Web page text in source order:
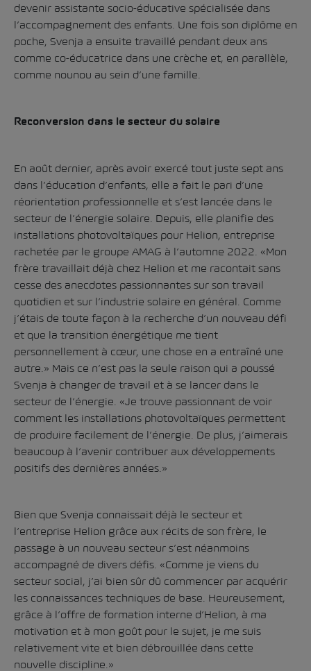
devenir assistante socio-éducative spécialisée dans
l’accompagnement des enfants. Une fois son diplôme en
poche, Svenja a ensuite travaillé pendant deux ans
comme co-éducatrice dans une crèche et, en parallèle,
comme nounou au sein d’une famille.
Reconversion dans le secteur du solaire
En août dernier, après avoir exercé tout juste sept ans
dans l’éducation d’enfants, elle a fait le pari d’une
réorientation professionnelle et s’est lancée dans le
secteur de l’énergie solaire. Depuis, elle planifie des
installations photovoltaïques pour Helion, entreprise
rachetée par le groupe AMAG à l’automne 2022. «Mon
frère travaillait déjà chez Helion et me racontait sans
cesse des anecdotes passionnantes sur son travail
quotidien et sur l’industrie solaire en général. Comme
j’étais de toute façon à la recherche d’un nouveau défi
et que la transition énergétique me tient
personnellement à cœur, une chose en a entraîné une
autre.» Mais ce n’est pas la seule raison qui a poussé
Svenja à changer de travail et à se lancer dans le
secteur de l’énergie. «Je trouve passionnant de voir
comment les installations photovoltaïques permettent
de produire facilement de l’énergie. De plus, j’aimerais
beaucoup à l’avenir contribuer aux développements
positifs des dernières années.»
Bien que Svenja connaissait déjà le secteur et
l’entreprise Helion grâce aux récits de son frère, le
passage à un nouveau secteur s’est néanmoins
accompagné de divers défis. «Comme je viens du
secteur social, j’ai bien sûr dû commencer par acquérir
les connaissances techniques de base. Heureusement,
grâce à l’offre de formation interne d’Helion, à ma
motivation et à mon goût pour le sujet, je me suis
relativement vite et bien débrouillée dans cette
nouvelle discipline.»